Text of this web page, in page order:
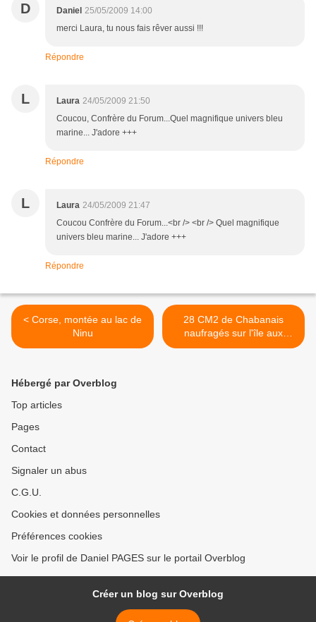
D Daniel 25/05/2009 14:00
merci Laura, tu nous fais rêver aussi !!!
Répondre
L Laura 24/05/2009 21:50
Coucou, Confrère du Forum...Quel magnifique univers bleu
marine... J'adore +++
Répondre
L Laura 24/05/2009 21:47
Coucou Confrère du Forum...<br /> <br /> Quel magnifique
univers bleu marine... J'adore +++
Répondre
< Corse, montée au lac de
Ninu
28 CM2 de Chabanais
naufragés sur l'île aux
trésors >
Hébergé par Overblog
Top articles
Pages
Contact
Signaler un abus
C.G.U.
Cookies et données personnelles
Préférences cookies
Voir le profil de Daniel PAGES sur le portail Overblog
Créer un blog sur Overblog